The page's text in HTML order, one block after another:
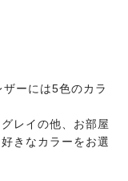
ーには5色のカラ
レイの他、お部屋
きなカラーをお選